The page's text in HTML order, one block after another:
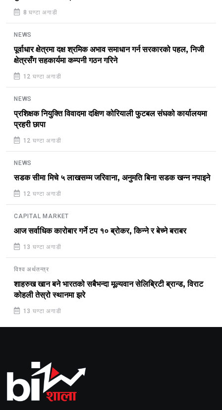
8 घण्टा अगाडी
NEWS
पूर्वाधार क्षेत्रमा दक्ष श्रमिक अभाव समाधान गर्न सरकारको पहल, निजी
क्षेत्रसँग सहकार्यमा कम्पनी गठन गरिने
12 घण्टा अगाडी
NEWS
प्रशिक्षक नियुक्ति विवादमा दक्षिण कोरियाली फुटबल संघको कार्यालयमा
प्रहरी छापा
12 घण्टा अगाडी
NEWS
सडक सीमा मिचे ५ लाखसम्म जरिवाना, अनुमति बिना सडक खन्न नपाइने
12 घण्टा अगाडी
CAPITAL MARKET
आज सर्वाधिक कारोबार गर्ने टप १० ब्रोकर, किन्ने र बेच्ने बराबर
13 घण्टा अगाडी
विश्व अर्थतन्त्र
शाहरुख खान बने भारतको सबैभन्दा मूल्यवान सेलिब्रिटी ब्रान्ड, विराट
कोहली तेस्रो स्थानमा झरे
13 घण्टा अगाडी